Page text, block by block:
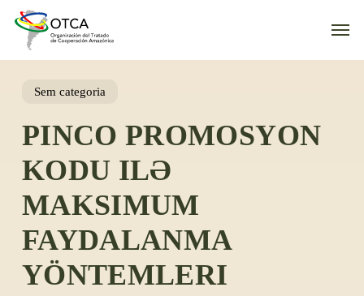
content
Menu
Sem categoria
PINCO PROMOSYON
KODU ILƏ
MAKSIMUM
FAYDALANMA
YÖNTEMLERI